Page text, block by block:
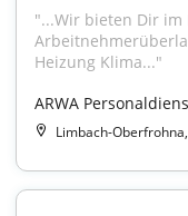
"...Wir bieten Dir im
Heizung Klima..."
ARWA
Limbach-